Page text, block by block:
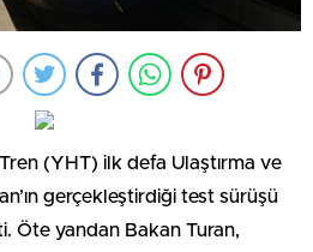
Tren (YHT) ilk defa Ulaştırma ve
gerçekleştirdiği test sürüşü
Öte yandan Bakan Turan,